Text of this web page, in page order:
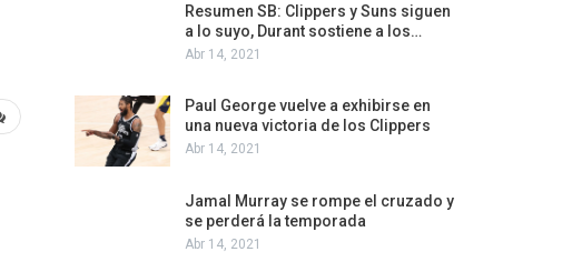
Resumen SB: Clippers y Suns siguen
a lo suyo, Durant sostiene a los…
Abr 14, 2021
Paul George vuelve a exhibirse en
una nueva victoria de los Clippers
Abr 14, 2021
Jamal Murray se rompe el cruzado y
se perderá la temporada
Abr 14, 2021